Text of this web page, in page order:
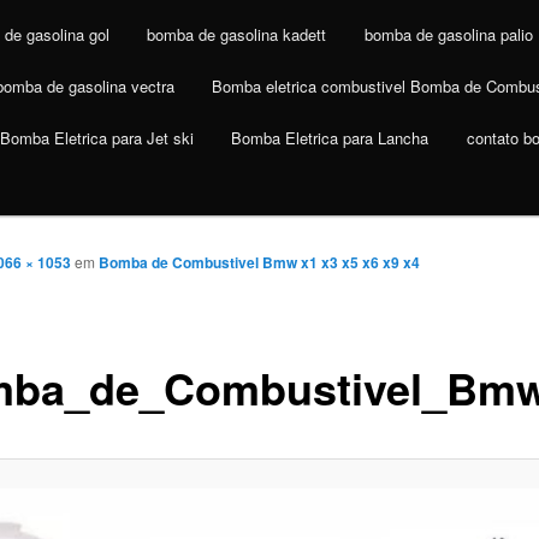
gasolina gol bomba de gasolina kadett bomba de gasolina palio
de gasolina vectra Bomba eletrica combustivel Bomba de
Bomba Eletrica para Jet ski Bomba Eletrica para Lancha contato
× 1053em Bomba de Combustivel Bmw x1 x3 x5 x6 x9 x4